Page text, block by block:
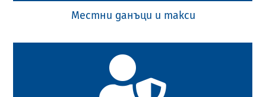
Местни данъци и такси